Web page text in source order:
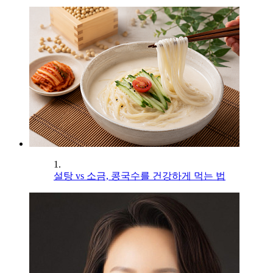
1.
설탕 vs 소금, 콩국수를 건강하게 먹는 법